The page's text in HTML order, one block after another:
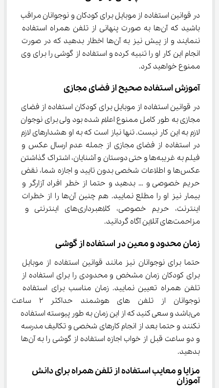
در قوانین استفاده از موبایل برای کودکان و نوجوانان مراقب
باشید که آن‌ها به صورت پنهانی از تلفن همراه استفاده
ننمایند و از پیش نیز به آن‌ها اخطار بدهید که در صورت
انجام این کار او را تنبیه کرده و استفاده از گوشی را برای وی
ممنوع خواهید کرد.
آموزش استفاده صحیح از فضای مجازی
در قوانین استفاده از موبایل برای کودکان استفاده از فضای
مجازی به طور کامل ممنوع اعلام شده بود ولی برای نوجوان
لازم به این کار نیست. تنها نیاز است که به او هشدارهای لازم
در استفاده از فضای مجازی از جمله عدم ارسال عکس و
فیلم به غریبه‌ها و حتی دوستان و آشنایان، اشتراک گذاشتن
عکس‌ها و اطلاعات شخصی بدون تایید و اجازه شما، نقض
حریم خصوصی و … بدهید و حتما از خطر افراد آزارگر و
بیمار نیز او را مطلع نمایید. هم چنین آن‌ها را از خطرات
اینترنت، حریم خصوصی، کلاهبرداری‌های اینترنتی و
مزاحمت‌های آنلاین آگاه گردانید.
زمان محدود و معین در استفاده از گوشی
حتما برای نوجوانان نیز مانند قوانین استفاده از موبایل
برای کودکان زمان مشخص و محدودی را برای استفاده از
تلفن همراه تعیین نمایید. زمان مناسب برای استفاده
نوجوانان از تلفن های
می‌باشد و سعی کنید که از این زمان به طور پیوسته استفاده
نکنند و حتما بعد از انجام کارهای شخصی و تکالیف مدرسه
و دو ساعت قبل از خواب اجازه استفاده از گوشی را به آن‌ها
بدهید.
آموزان